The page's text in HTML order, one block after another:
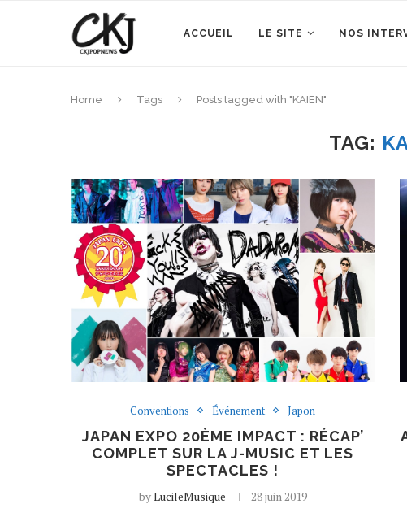
ACCUEIL LE SITE NOS
Home Tags Posts tagged with "KAIEN"
TAG:
Conventions Événement Japon
JAPAN EXPO 20ÈME IMPACT : RÉCAP’
COMPLET SUR LA J-MUSIC ET LES
SPECTACLES !
byLucileMusique 28 juin 2019